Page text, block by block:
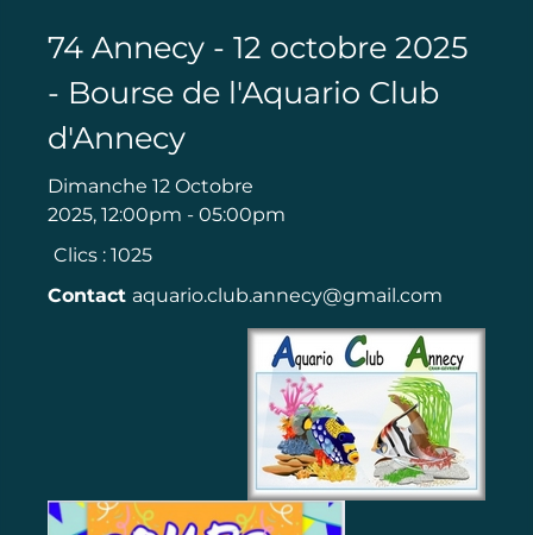
74 Annecy - 12 octobre 2025
- Bourse de l'Aquario Club
d'Annecy
Dimanche 12 Octobre
2025, 12:00pm - 05:00pm
Clics : 1025
Contact aquario.club.annecy@gmail.com